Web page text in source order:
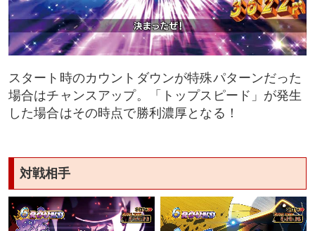
スタート時のカウントダウンが特殊パターンだった
場合はチャンスアップ。「トップスピード」が発生
した場合はその時点で勝利濃厚となる！
対戦相手